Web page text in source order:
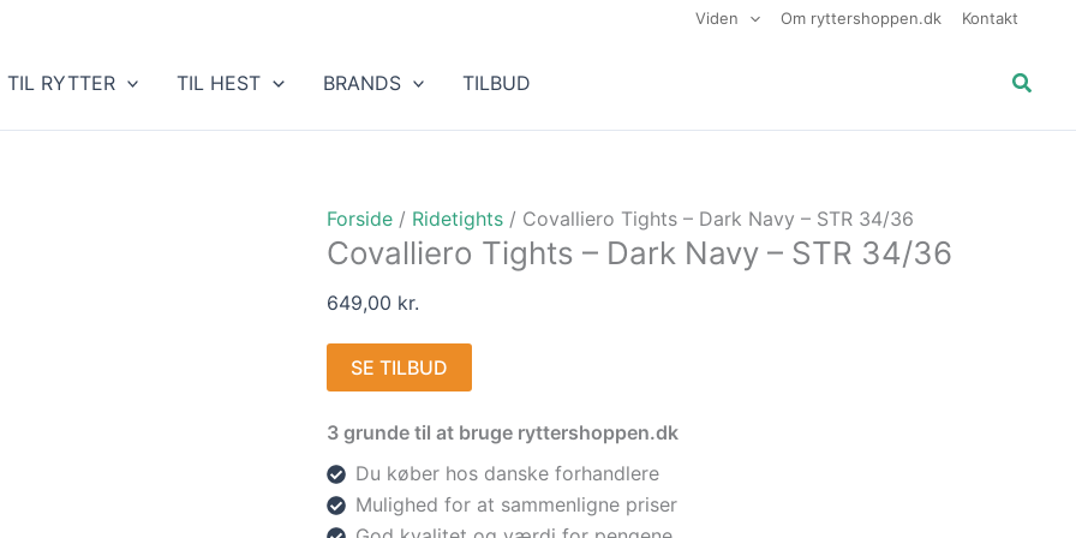
Viden Om ryttershoppen.dk Kontakt
TIL RYTTER TIL HEST BRANDS TILBUD Søg
Forside / Ridetights / Covalliero Tights – Dark Navy – STR 34/36
Covalliero Tights – Dark Navy – STR 34/36
649,00 kr.
SE TILBUD
3 grunde til at bruge ryttershoppen.dk
Du køber hos danske forhandlere
Mulighed for at sammenligne priser